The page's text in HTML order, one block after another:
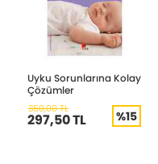
Uyku Sorunlarına Kolay
Çözümler
350,00 TL
297,50 TL %15